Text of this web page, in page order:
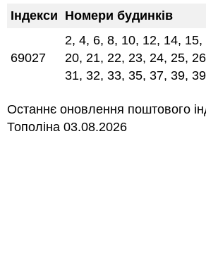
Індекси Номери будинків
69027
2, 4, 6, 8, 10, 12, 14,
20, 21, 22, 23, 24, 25,
31, 32, 33, 35, 37, 39,
Останнє оновлення поштового
Тополіна 03.08.2026